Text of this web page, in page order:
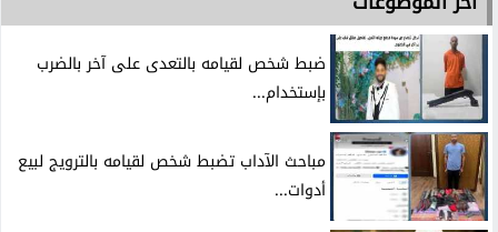
ضبط شخص لقيامه بالتعدى على آخر بالضرب
بإستخدام...
مباحث الآداب تضبط شخص لقيامه بالترويج لبيع
أدوات...